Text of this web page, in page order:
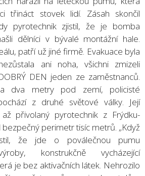
třináct stovek lidí. Zásah skončil
pyrotechnik zjistil, že je bomba
dělníci v bývalé montážní hale.
patří už jiné firmě. Evakuace byla
ani noha, všichni zmizeli
DEN jeden ze zaměstnanců.
dva metry pod zemí, policisté
z druhé světové války. Její
přivolaný pyrotechnik z Frýdku-
bezpečný perimetr tisíc metrů. „Když
že jde o poválečnou pumu
konstrukčně vycházející
je bez aktivačních látek. Nehrozilo